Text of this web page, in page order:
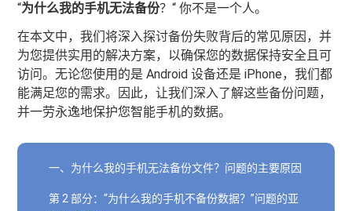
“为什么我的手机无法备份？“ 你不是一个人。
在本文中，我们将深入探讨备份失败背后的常见原因，并
为您提供实用的解决方案，以确保您的数据保持安全且可
访问。无论您使用的是 Android 设备还是 iPhone，我们都
能满足您的需求。因此，让我们深入了解这些备份问题，
并一劳永逸地保护您智能手机的数据。
一、为什么我的手机无法备份文件？问题的主要原因
第 2 部分：“为什么我的手机不备份数据？”问题的亚